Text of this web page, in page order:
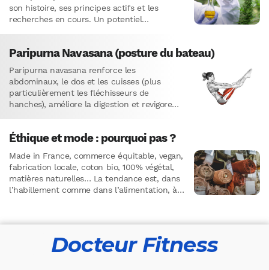
son histoire, ses principes actifs et les
recherches en cours. Un potentiel
Paripurna Navasana (posture du bateau)
Paripurna navasana renforce les
abdominaux, le dos et les cuisses (plus
particulièrement les fléchisseurs de
hanches), améliore la digestion et revigore
Éthique et mode : pourquoi pas ?
Made in France, commerce équitable, vegan,
fabrication locale, coton bio, 100% végétal,
matières naturelles… La tendance est, dans
l’habillement comme dans l’alimentation, à
Docteur Fitness